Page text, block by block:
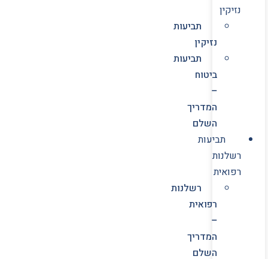
נזיקין
תביעות
נזיקין
תביעות
ביטוח
–
המדריך
השלם
תביעות
רשלנות
רפואית
רשלנות
רפואית
–
המדריך
השלם